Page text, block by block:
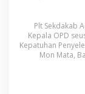
Plt Sekdakab
Kepala OPD
Kepatuhan
Mon Mata,